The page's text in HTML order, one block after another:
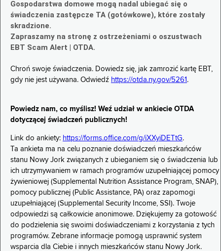
Gospodarstwa domowe mogą nadal ubiegać się o
świadczenia zastępcze TA (gotówkowe), które zostały
skradzione.
Zapraszamy na stronę z ostrzeżeniami o oszustwach
EBT Scam Alert | OTDA.
Chroń swoje świadczenia. Dowiedz się, jak zamrozić kartę EBT,
gdy nie jest używana. Odwiedź https://otda.ny.gov/5261 .
Powiedz nam, co myślisz! Weź udział w ankiecie OTDA
dotyczącej świadczeń publicznych!
Link do ankiety: https://forms.office.com/g/iXXyiDETtG.
Ta ankieta ma na celu poznanie doświadczeń mieszkańców
stanu Nowy Jork związanych z ubieganiem się o świadczenia lub
ich utrzymywaniem w ramach programów uzupełniającej pomocy
żywieniowej (Supplemental Nutrition Assistance Program, SNAP),
pomocy publicznej (Public Assistance, PA) oraz zapomogi
uzupełniającej (Supplemental Security Income, SSI). Twoje
odpowiedzi są całkowicie anonimowe. Dziękujemy za gotowość
do podzielenia się swoimi doświadczeniami z korzystania z tych
programów. Zebrane informacje pomogą usprawnić system
wsparcia dla Ciebie i innych mieszkańców stanu Nowy Jork.